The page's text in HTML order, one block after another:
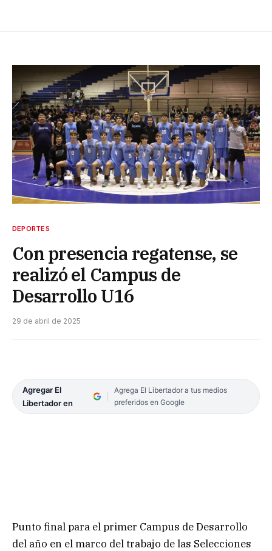
DEPORTES
Con presencia regatense, se
realizó el Campus de
Desarrollo U16
29 de abril de 2025
Agregar El
Libertador en
Agrega El Libertador a tus medios
preferidos en Google
Punto final para el primer Campus de Desarrollo
del año en el marco del trabajo de las Selecciones